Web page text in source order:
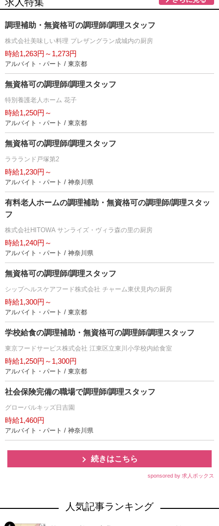
調理補助・無資格可の調理師/調理スタッフ
株式会社美味しい料理 プレザングラン成城内の厨房
時給1,263円～1,273円
アルバイト・パート / 東京都
無資格可の調理師/調理スタッフ
特別養護老人ホーム 花子
時給1,250円～
アルバイト・パート / 東京都
無資格可の調理師/調理スタッフ
ララランド戸塚第2
時給1,230円～
アルバイト・パート / 神奈川県
有料老人ホームの調理補助・無資格可の調理師/調理スタッ
フ
株式会社HITOWA サンライズ・ヴィラ森の里の厨房
時給1,240円～
アルバイト・パート / 神奈川県
無資格可の調理師/調理スタッフ
シップヘルスケアフード株式会社 チャーム東伏見内の厨房
時給1,300円～
アルバイト・パート / 東京都
学校給食の調理補助・無資格可の調理師/調理スタッフ
東京フードサービス株式会社 江東区立東川小学校内給食室
時給1,250円～1,300円
アルバイト・パート / 東京都
社会保険完備の職場で調理師/調理スタッフ
グローバルキッズ日吉園
時給1,460円
アルバイト・パート / 神奈川県
続きはこちら
sponsored by 求人ボックス
人気記事ランキング